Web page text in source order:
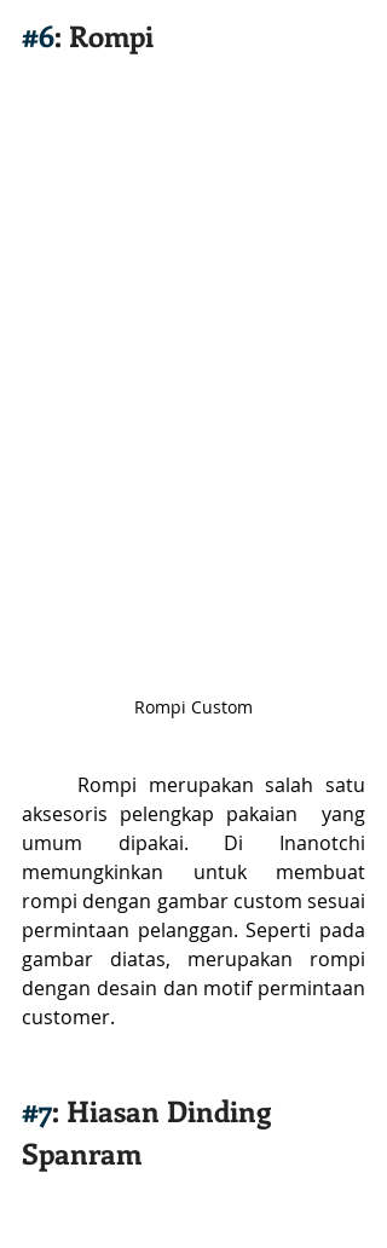
#6: Rompi
Rompi Custom
aksesoris pelengkap pakaian  yang
umum dipakai. Di Inanotchi
memungkinkan untuk membuat
rompi dengan gambar custom sesuai
permintaan pelanggan. Seperti pada
gambar diatas, merupakan rompi
dengan desain dan motif permintaan
customer.
#7: Hiasan Dinding
Spanram